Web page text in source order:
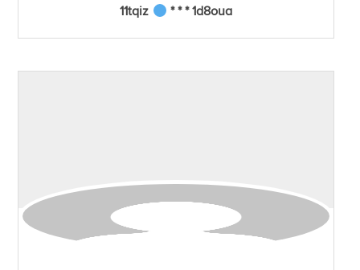
11tqiz
* * * 1d8oua